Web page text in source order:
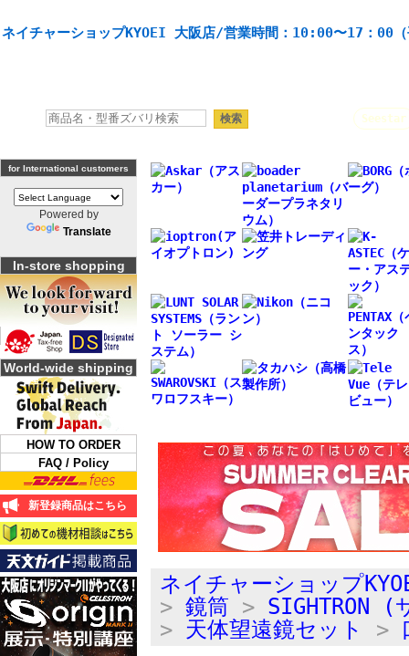
ネイチャーショップKYOEI 大阪店/営業時間：10:00〜17：00（
Seestar
for International customers
Powered by
Translate
In-store shopping
World-wide shipping
HOW TO ORDER
FAQ / Policy
新登録商品はこちら
ネイチャーショップ
> 鏡筒 > SIGHTRON (
> 天体望遠鏡セット >